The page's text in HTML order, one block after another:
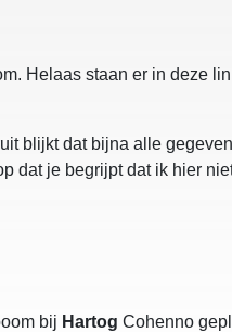
Helaas staan er in deze
blijkt dat bijna alle
je begrijpt dat ik hier
bij Hartog Cohenno